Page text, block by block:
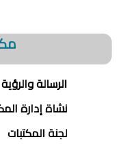
الرسالة والرؤية
نشاة إدارة
لجنة المكتبات